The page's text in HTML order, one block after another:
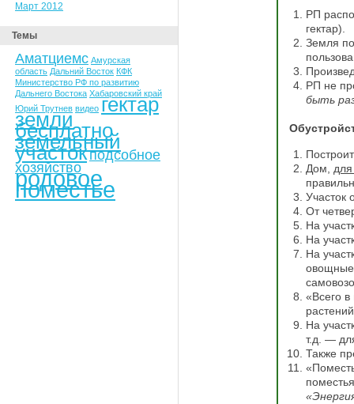
Март 2012
Темы
Аматциемс Амурская
область Дальний Восток КФК
Министерство РФ по развитию
Дальнего Востока Хабаровский край
Юрий Трутнев видео гектар
земли
бесплатно
земельный
участокподсобное
хозяйство
родовое
поместье
РП
гектар).
Земля
РП не
быть
Дом,
Участок
От
На
На
На
овощные
«Всего
На
т.д. —
Также